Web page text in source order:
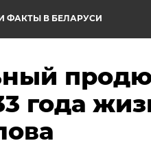
ФАКТЫ В БЕЛАРУСИ
года